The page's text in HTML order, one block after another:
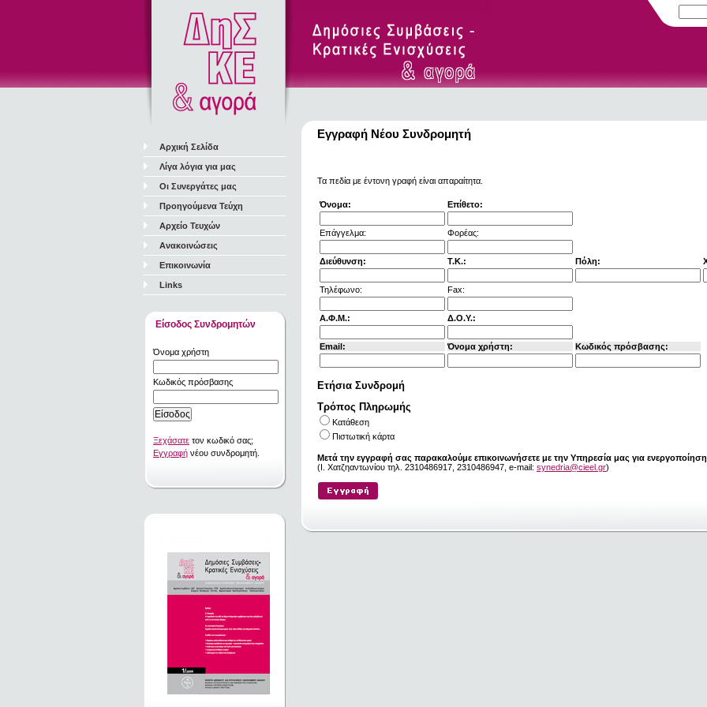
Αρχική Σελίδα
Λίγα λόγια για μας
Οι Συνεργάτες μας
Προηγούμενα Τεύχη
Αρχείο Τευχών
Ανακοινώσεις
Επικοινωνία
Links
Είσοδος Συνδρομητών
Όνομα χρήστη
Κωδικός πρόσβασης
Ξεχάσατε τον κωδικό σας;
Εγγραφή νέου συνδρομητή.
Εγγραφή Νέου Συνδρομητή
Τα πεδία με έντονη γραφή είναι απαραίτητα.
Όνομα: Επίθετο:
Επάγγελμα: Φορέας:
Διεύθυνση: Τ.Κ.: Πόλη:
Τηλέφωνο: Fax:
Α.Φ.Μ.: Δ.Ο.Υ.:
Email: Όνομα χρήστη: Κωδικός πρόσβασης:
Ετήσια Συνδρομή
Τρόπος Πληρωμής
Κατάθεση
Πιστωτική κάρτα
Μετά την εγγραφή σας παρακαλούμε επικοινωνήσετε με την Υπηρεσία μας για
(I. Χατζηαντωνίου τηλ. 2310486917, 2310486947, e-mail: synedria@cieel.gr)